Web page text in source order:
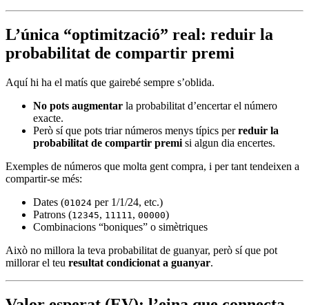
L’única “optimització” real: reduir la
probabilitat de compartir premi
Aquí hi ha el matís que gairebé sempre s’oblida.
No pots augmentar la probabilitat d’encertar el número
exacte.
Però sí que pots triar números menys típics perreduir la
probabilitat de compartir premi si algun dia encertes.
Exemples de números que molta gent compra, i per tant tendeixen a
compartir-se més:
Dates (01024 per 1/1/24, etc.)
Patrons (12345, 11111, 00000)
Combinacions “boniques” o simètriques
Això no millora la teva probabilitat de guanyar, però sí que pot
millorar el teu resultat condicionat a guanyar.